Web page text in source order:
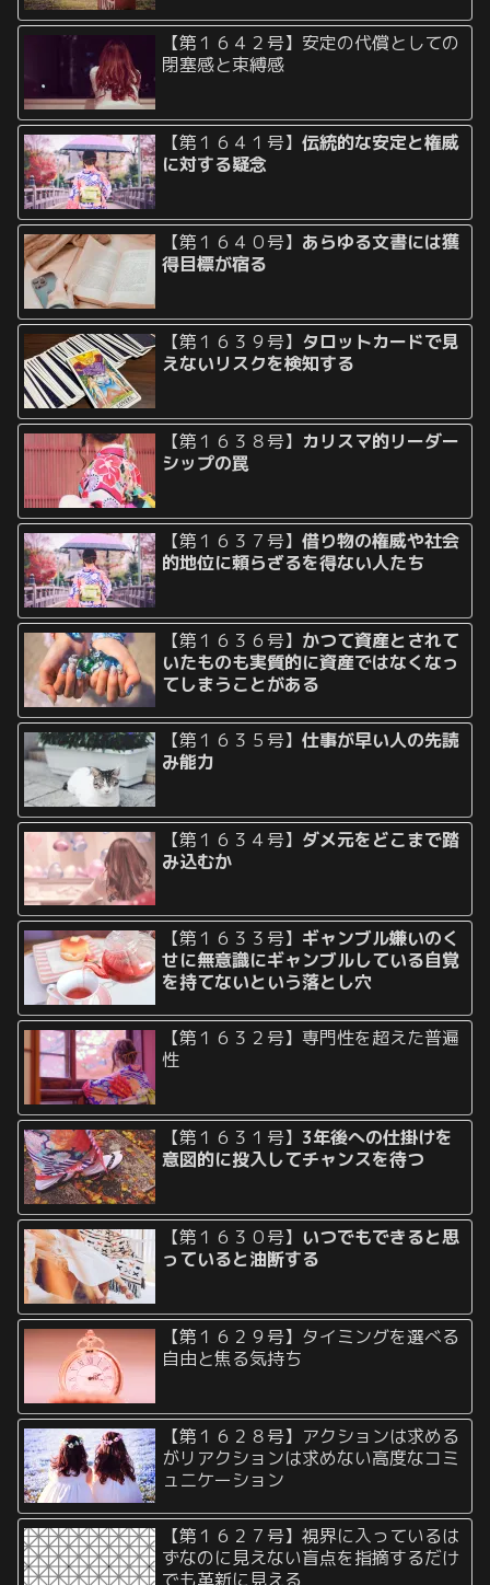
【第１６４２号】安定の代償としての
閉塞感と束縛感
【第１６４１号】伝統的な安定と権威
に対する疑念
【第１６４０号】 あらゆる文書には獲
得目標が宿る
【第１６３９号】 タロットカードで見
えないリスクを検知する
【第１６３８号】 カリスマ的リーダー
シップの罠
【第１６３７号】借り物の権威や社会
的地位に頼らざるを得ない人たち
【第１６３６号】 かつて資産とされて
いたものも実質的に資産ではなくなっ
てしまうことがある
【第１６３５号】仕事が早い人の先読
み能力
【第１６３４号】 ダメ元をどこまで踏
み込むか
【第１６３３号】 ギャンブル嫌いのく
せに無意識にギャンブルしている自覚
を持てないという落とし穴
【第１６３２号】専門性を超えた普遍
性
【第１６３１号】 3年後への仕掛けを
意図的に投入してチャンスを待つ
【第１６３０号】 いつでもできると思
っていると油断する
【第１６２９号】タイミングを選べる
自由と焦る気持ち
【第１６２８号】アクションは求める
がリアクションは求めない高度なコミ
ュニケーション
【第１６２７号】視界に入っているは
ずなのに見えない盲点を指摘するだけ
でも革新に見える